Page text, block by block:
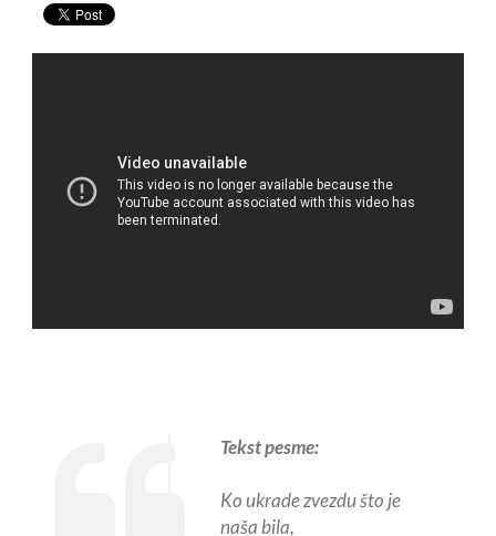
Tekst pesme:
Ko ukrade zvezdu što je
naša bila,